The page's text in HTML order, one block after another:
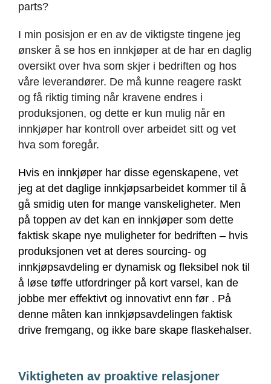
parts?
I min posisjon er en av de viktigste tingene jeg
ønsker å se hos en innkjøper at de har en daglig
oversikt over hva som skjer i bedriften og hos
våre leverandører. De må kunne reagere raskt
og få riktig timing når kravene endres i
produksjonen, og dette er kun mulig når en
innkjøper har kontroll over arbeidet sitt og vet
hva som foregår.
Hvis en innkjøper har disse egenskapene, vet
jeg at det daglige innkjøpsarbeidet kommer til å
gå smidig uten for mange vanskeligheter. Men
på toppen av det kan en innkjøper som dette
faktisk skape nye muligheter for bedriften – hvis
produksjonen vet at deres sourcing- og
innkjøpsavdeling er dynamisk og fleksibel nok til
å løse tøffe utfordringer på kort varsel, kan de
jobbe mer effektivt og innovativt enn før . På
denne måten kan innkjøpsavdelingen faktisk
drive fremgang, og ikke bare skape flaskehalser.
Viktigheten av proaktive relasjoner